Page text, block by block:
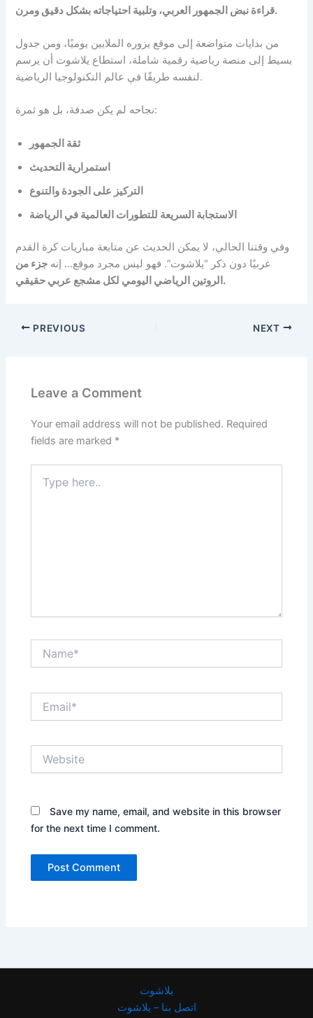
قراءة نبض الجمهور العربي، وتلبية احتياجاته بشكل دقيق ومرن.
من بدايات متواضعة إلى موقع يزوره الملايين يوميًا، ومن جدول
بسيط إلى منصة رياضية رقمية شاملة، استطاع يلاشوت أن يرسم
لنفسه طريقًا في عالم التكنولوجيا الرياضية.
نجاحه لم يكن صدفة، بل هو ثمرة:
ثقة الجمهور
استمرارية التحديث
التركيز على الجودة والتنوع
الاستجابة السريعة للتطورات العالمية في الرياضة
وفي وقتنا الحالي، لا يمكن الحديث عن متابعة مباريات كرة القدم
عربيًا دون ذكر “يلاشوت”. فهو ليس مجرد موقع… إنه جزء من
الروتين الرياضي اليومي لكل مشجع عربي حقيقي.
PREVIOUS NEXT
Leave a Comment
Your email address will not be published. Required
fields are marked *
here..
Save my name, email, and website in this browser
for the next time I comment.
يلاشوت
اتصل بنا – يلاشوت